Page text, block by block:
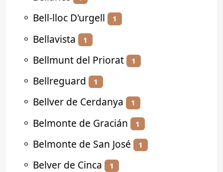
⚬ Bell-lloc D'urgell 1
⚬ Bellavista 1
⚬ Bellmunt del Priorat 1
⚬ Bellreguard 1
⚬ Bellver de Cerdanya 1
⚬ Belmonte de Gracián 1
⚬ Belmonte de San José 1
⚬ Belver de Cinca 1